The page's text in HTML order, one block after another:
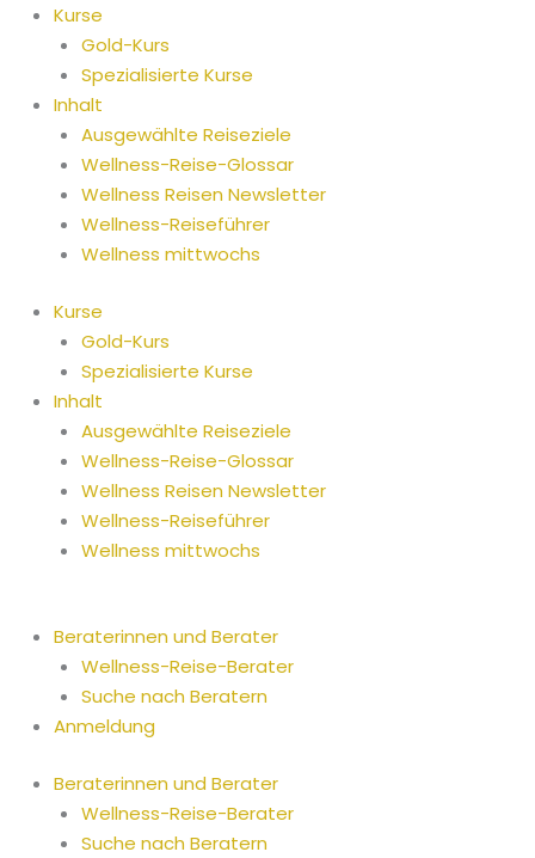
Zum
springen
Kurse
Gold-Kurs
Spezialisierte Kurse
Inhalt
Ausgewählte Reiseziele
Wellness-Reise-Glossar
Wellness Reisen Newsletter
Wellness-Reiseführer
Wellness mittwochs
Kurse
Gold-Kurs
Spezialisierte Kurse
Inhalt
Ausgewählte Reiseziele
Wellness-Reise-Glossar
Wellness Reisen Newsletter
Wellness-Reiseführer
Wellness mittwochs
Beraterinnen und Berater
Wellness-Reise-Berater
Suche nach Beratern
Anmeldung
Beraterinnen und Berater
Wellness-Reise-Berater
Suche nach Beratern